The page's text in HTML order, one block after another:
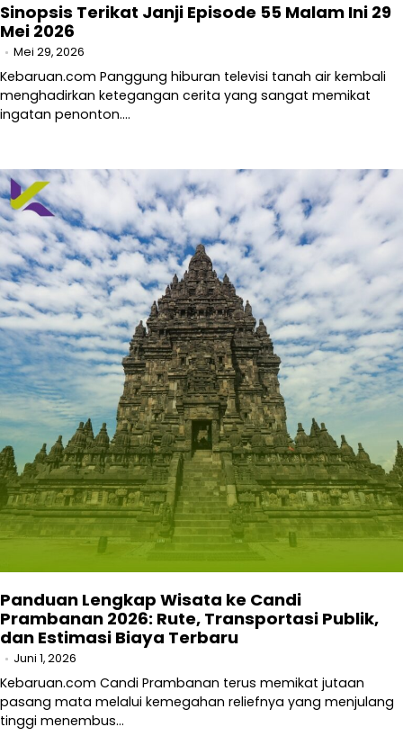
Sinopsis Terikat Janji Episode 55 Malam Ini 29
Mei 2026
Mei 29, 2026
Kebaruan.com Panggung hiburan televisi tanah air kembali
menghadirkan ketegangan cerita yang sangat memikat
ingatan penonton.…
Panduan Lengkap Wisata ke Candi
Prambanan 2026: Rute, Transportasi Publik,
dan Estimasi Biaya Terbaru
Juni 1, 2026
Kebaruan.com Candi Prambanan terus memikat jutaan
pasang mata melalui kemegahan reliefnya yang menjulang
tinggi menembus…